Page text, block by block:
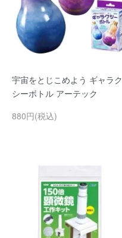
宇宙をとじこめよう ギャラク
シーボトル アーテック
880円(税込)